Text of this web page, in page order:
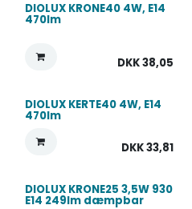
DIOLUX KRONE40 4W, E14
470lm
DKK38,05
DIOLUX KERTE40 4W, E14
470lm
DKK33,81
DIOLUX KRONE25 3,5W 930
E14 249lm dæmpbar